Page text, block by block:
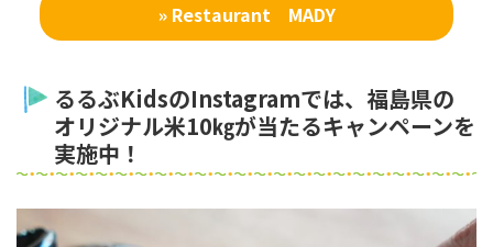
» Restaurant MADY
るるぶKidsのInstagramでは、福島県の
オリジナル米10㎏が当たるキャンペーンを
実施中！